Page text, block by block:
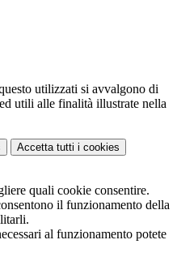
utilizzati si avvalgono di
utili alle finalità illustrate nella
Accetta tutti i cookies
quali cookie consentire.
il funzionamento della
al funzionamento potete